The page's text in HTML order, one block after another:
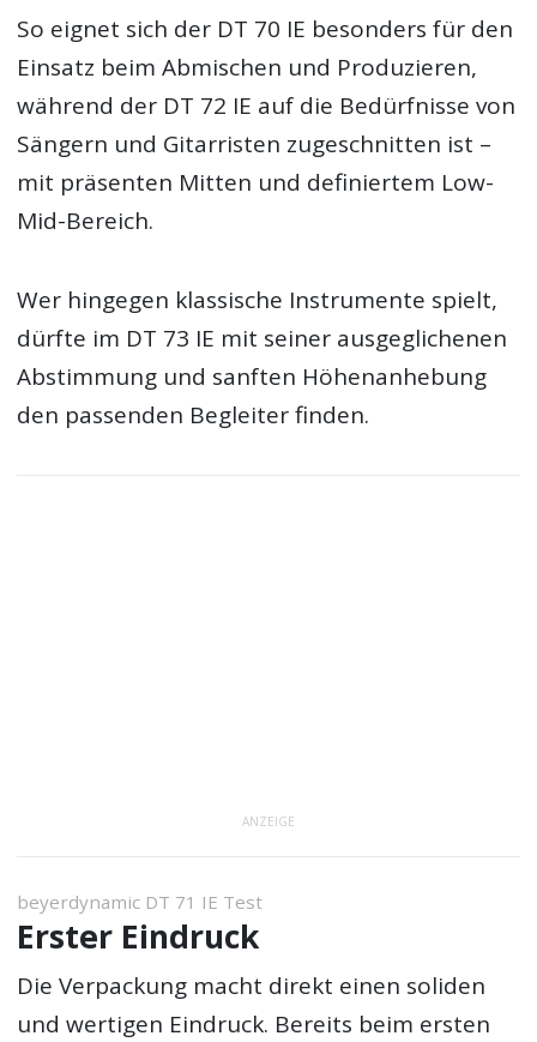
So eignet sich der DT 70 IE besonders für den
Einsatz beim Abmischen und Produzieren,
während der DT 72 IE auf die Bedürfnisse von
Sängern und Gitarristen zugeschnitten ist –
mit präsenten Mitten und definiertem Low-
Mid-Bereich.
Wer hingegen klassische Instrumente spielt,
dürfte im DT 73 IE mit seiner ausgeglichenen
Abstimmung und sanften Höhenanhebung
den passenden Begleiter finden.
ANZEIGE
beyerdynamic DT 71 IE Test
Erster Eindruck
Die Verpackung macht direkt einen soliden
und wertigen Eindruck. Bereits beim ersten